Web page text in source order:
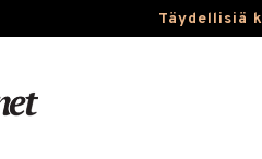
Täydellisiä